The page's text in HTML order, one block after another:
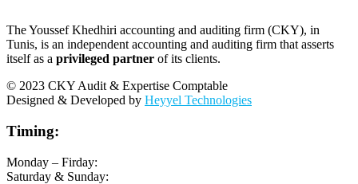
The Youssef Khedhiri accounting and auditing firm (CKY), in
Tunis, is an independent accounting and auditing firm that asserts
itself as a privileged partner of its clients.
© 2023 CKY Audit & Expertise Comptable
Designed & Developed by Heyyel Technologies
Timing:
Monday – Firday:
Saturday & Sunday: